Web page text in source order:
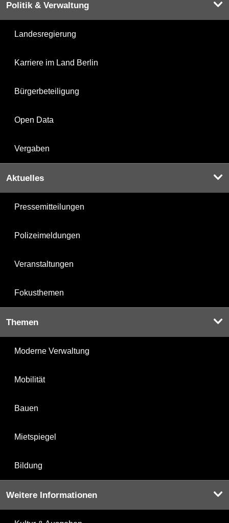
Politik & Verwaltung
Landesregierung
Karriere im Land Berlin
Bürgerbeteiligung
Open Data
Vergaben
Aktuelles
Pressemitteilungen
Polizeimeldungen
Veranstaltungen
Fokusthemen
Themen
Moderne Verwaltung
Mobilität
Bauen
Mietspiegel
Bildung
Weitere Informationen